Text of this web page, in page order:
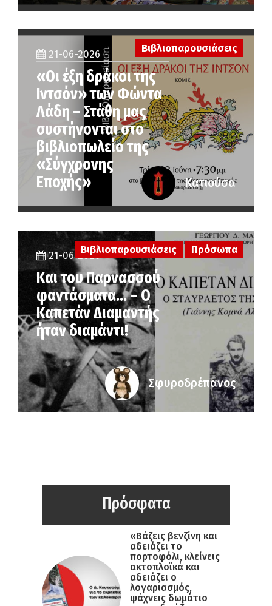
21-06-2026
«Οι έξη δράκοι της
Ιντσόν» των Φώντα
Λάδη – Στάθη μας
συστήνονται στο
βιβλιοπωλείο της
«Σύγχρονης
Εποχής»
Βιβλιοπαρουσιάσεις
Κατιούσα
21-06-2026
Και του Παρνασσού
φαντάσματα… – Ο
Καπετάν Διαμαντής
ήταν διαμάντι!
Βιβλιοπαρουσιάσεις Πρόσωπα
Σφυροδρέπανος
Πρόσφατα
«Βάζεις βενζίνη και
αδειάζει το
πορτοφόλι, κλείνεις
ακτοπλοϊκά και
αδειάζει ο
λογαριασμός,
ψάχνεις δωμάτιο